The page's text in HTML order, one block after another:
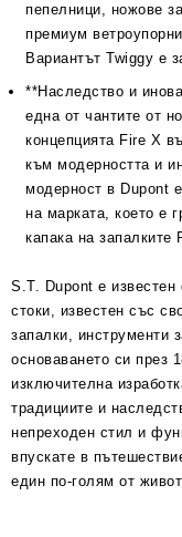
пепелници, ножове
премиум
Вариантът Twiggy е
**Наследство и
една от чантите от
концепцията Fire X
към модерността и
модерност в Dupont
на марката, което е
капака на запалките
S.T. Dupont е
стоки, известен със
запалки, инструменти
основаването си през
изключителна
традициите и
непреходен стил и
впускате в
един по-голям от